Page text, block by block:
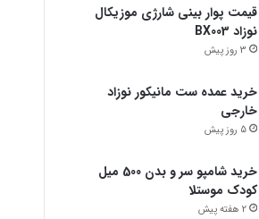
قیمت پوار بینی شارژی موزیکال
نوزاد BX003
3 روز پیش
خرید عمده ست مانیکور نوزاد
خارجی
5 روز پیش
خرید شامپو سر و بدن 500 میل
کودک موستلا
2 هفته پیش